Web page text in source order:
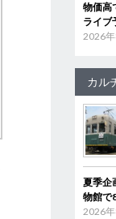
物価高
ライブ
2026
カル
夏季企
物館で
2026